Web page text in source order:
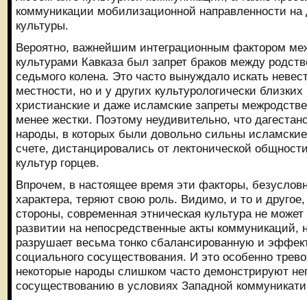
коммуникации мобилизационной направленности
культуры.
Вероятно, важнейшим интеграционным фактором
культурами Кавказа был запрет браков между
седьмого колена. Это часто вынуждало искать
местности, но и у других культурологически
христианские и даже исламские запреты
менее жестки. Поэтому неудивительно, что
народы, в которых были довольно сильны
счете, дистанцировались от лектонической
культур горцев.
Впрочем, в настоящее время эти факторы,
характера, теряют свою роль. Видимо, и то и другое,
стороны, современная этническая культура не
развитии на непосредственные акты коммуникаций,
разрушает весьма тонко сбалансированную и
социального сосуществования. И это особенно
некоторые народы слишком часто демонстрируют
сосуществованию в условиях Западной